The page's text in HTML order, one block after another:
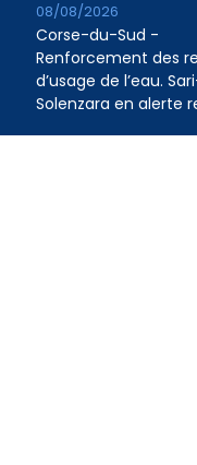
Corse-du-Sud -
Renforcement des
d’usage de l’eau.
Solenzara en alerte
08/08/2026